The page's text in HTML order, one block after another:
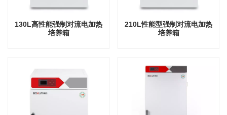
130L高性能强制对流电加热
培养箱
210L性能型强制对流电加热
培养箱